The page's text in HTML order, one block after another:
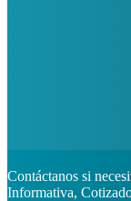
Contáctanos si
Informativa,